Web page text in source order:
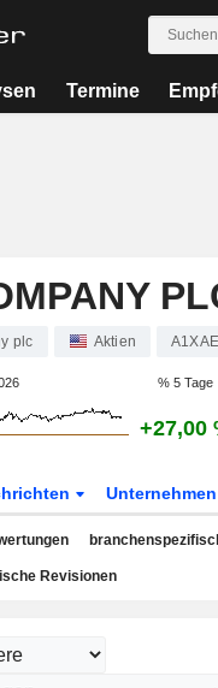
Termine
plc Aktien
% 5 Tage
+27,00
Unternehmen
Revisionen